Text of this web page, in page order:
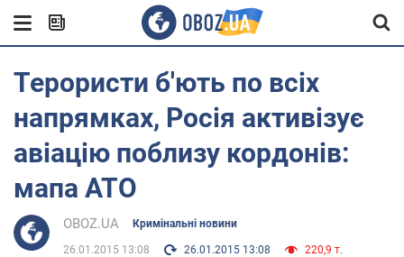
Терористи б'ють по всіх
напрямках, Росія активізує
авіацію поблизу кордонів:
мапа АТО
OBOZ.UA Кримінальні новини
26.01.2015 13:08 26.01.2015 13:08 220,9 т.